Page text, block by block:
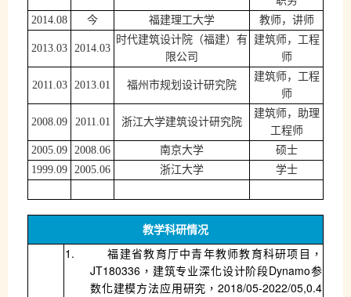
2014.08
今 福建理工大学 教师，讲师
2013.03 2014.03
时代建筑设计院（福建）有
限公司
建筑师，工程
师
2011.03 2013.01 福州市规划设计研究院
建筑师，工程
师
2008.09 2011.01 浙江大学建筑设计研究院
建筑师，助理
工程师
2005.09 2008.06 南京大学
硕士
1999.09 2005.06 浙江大学 学士
教学科研情况
1. 福建省教育厅中青年教师教育科研项目，
JT180336 ，建筑专业深化设计阶段Dynamo参
数化建模方法应用研究， 2018/05-2022/05,0.4